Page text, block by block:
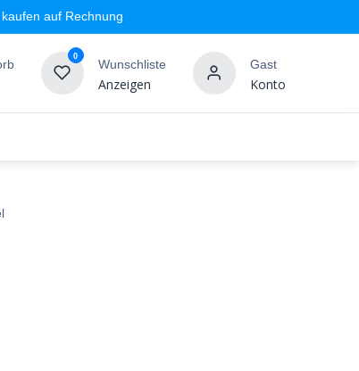
auf Rechnung
0
Wunschliste
Anzeigen
Gast
Konto